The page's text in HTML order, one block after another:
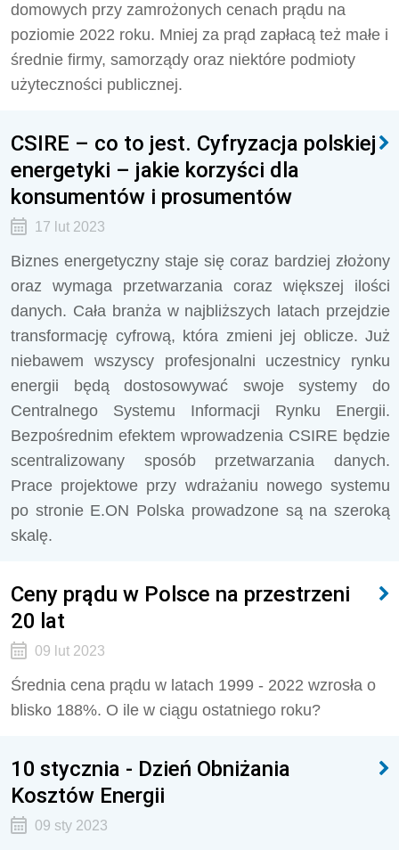
domowych przy zamrożonych cenach prądu na
poziomie 2022 roku. Mniej za prąd zapłacą też małe i
średnie firmy, samorządy oraz niektóre podmioty
użyteczności publicznej.
CSIRE – co to jest. Cyfryzacja polskiej
energetyki – jakie korzyści dla
konsumentów i prosumentów
17 lut 2023
Biznes energetyczny staje się coraz bardziej złożony
oraz wymaga przetwarzania coraz większej ilości
danych. Cała branża w najbliższych latach przejdzie
transformację cyfrową, która zmieni jej oblicze. Już
niebawem wszyscy profesjonalni uczestnicy rynku
energii będą dostosowywać swoje systemy do
Centralnego Systemu Informacji Rynku Energii.
Bezpośrednim efektem wprowadzenia CSIRE będzie
scentralizowany sposób przetwarzania danych.
Prace projektowe przy wdrażaniu nowego systemu
po stronie E.ON Polska prowadzone są na szeroką
skalę.
Ceny prądu w Polsce na przestrzeni
20 lat
09 lut 2023
Średnia cena prądu w latach 1999 - 2022 wzrosła o
blisko 188%. O ile w ciągu ostatniego roku?
10 stycznia - Dzień Obniżania
Kosztów Energii
09 sty 2023